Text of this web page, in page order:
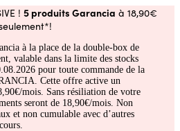
! 5 produits Garancia à 18,90€
à la place de la double-box de
valable dans la limite des stocks
pour toute commande de la
Cette offre active un
mois. Sans résiliation de votre
seront de 18,90€/mois. Non
et non cumulable avec d’autres